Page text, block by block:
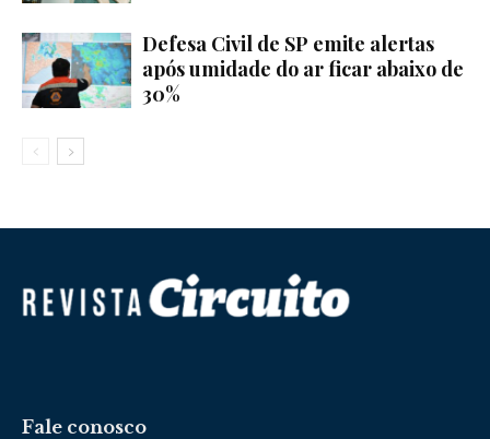
Defesa Civil de SP emite alertas
após umidade do ar ficar abaixo de
30%
Fale conosco